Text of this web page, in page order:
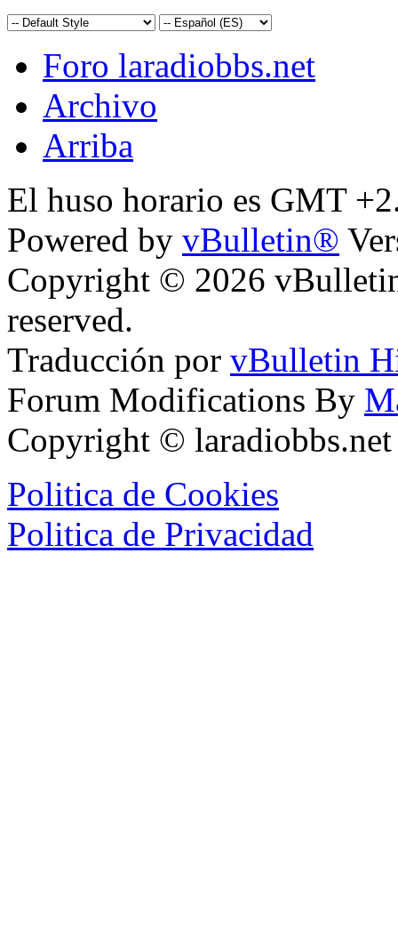
Foro laradiobbs.net
Archivo
Arriba
El huso horario es GMT
Powered by vBulletin®
Copyright © 2026
reserved.
Traducción por vBulletin
Forum Modifications By
Copyright ©
Politica de Cookies
Politica de Privacidad